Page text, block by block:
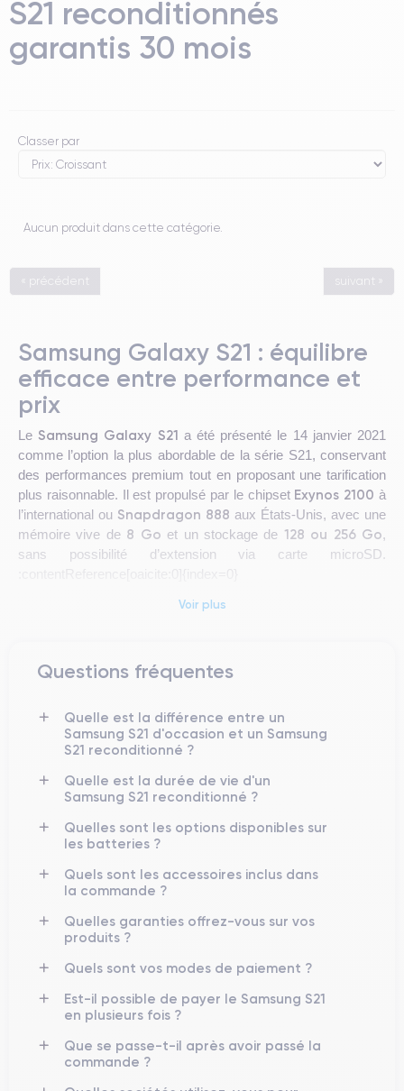
S21 reconditionnés
garantis 30 mois
Classer par
Aucun produit dans cette catégorie.
« précédent suivant »
Samsung Galaxy S21 : équilibre
efficace entre performance et
prix
Le Samsung Galaxy S21 a été présenté le 14 janvier 2021
comme l’option la plus abordable de la série S21, conservant
des performances premium tout en proposant une tarification
plus raisonnable. Il est propulsé par le chipset Exynos 2100 à
l’international ou Snapdragon 888 aux États-Unis, avec une
mémoire vive de 8 Go et un stockage de 128 ou 256 Go,
sans possibilité d’extension via carte microSD.
Le Galaxy S21 arbore un design compact et raffiné : il mesure
169 g
, ce qui le rend confortable à manipuler malgré son écran
de 6,2″. :contentReference[oaicite:1]{index=1}
Finitions & Résistance
en verre selon les variantes. Le smartphone bénéficie de la
l’eau et à la poussière. :contentReference[oaicite:2]{index=2}
Écran & Multimédia
Dynamic AMOLED 2X de 6,2″
(2400×1080 px) avec un taux de rafraîchissement adaptatif de
48 à 120 Hz, une technologie HDR et un pic de luminosité
d’environ1300 nits. :contentReference[oaicite:3]{index=3}
Voir plus
Questions fréquentes
Quelle est la différence entre un
Samsung S21 d'occasion et un Samsung
S21 reconditionné ?
Quelle est la durée de vie d'un
Samsung S21 reconditionné ?
Quelles sont les options disponibles sur
les batteries ?
Quels sont les accessoires inclus dans
la commande ?
Quelles garanties offrez-vous sur vos
produits ?
Quels sont vos modes de paiement ?
Est-il possible de payer le Samsung S21
en plusieurs fois ?
Que se passe-t-il après avoir passé la
commande ?